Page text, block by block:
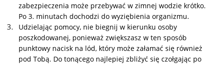
zabezpieczenia może przebywać w zimnej wodzie krótko.
Po 3. minutach dochodzi do wyziębienia organizmu.
Udzielając pomocy, nie biegnij w kierunku osoby
poszkodowanej, ponieważ zwiększasz w ten sposób
punktowy nacisk na lód, który może załamać się również
pod Tobą. Do tonącego najlepiej zbliżyć się czołgając po